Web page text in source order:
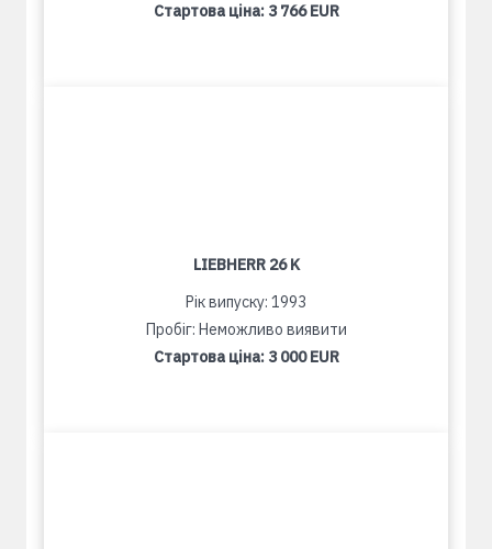
Стартова ціна: 3 766 EUR
LIEBHERR 26 K
Рік випуску: 1993
Пробіг: Неможливо виявити
Стартова ціна: 3 000 EUR